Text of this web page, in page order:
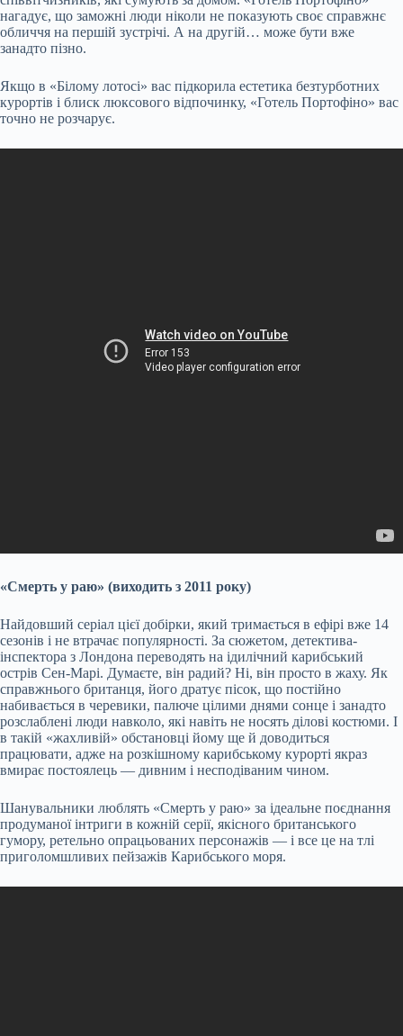
нагадує, що заможні люди ніколи не показують своє справжнє
обличчя на першій зустрічі. А на другій… може бути вже
занадто пізно.
Якщо в «Білому лотосі» вас підкорила естетика безтурботних
курортів і блиск люксового відпочинку, «Готель Портофіно» вас
точно не розчарує.
«Смерть у раю» (виходить з 2011 року)
Найдовший серіал цієї добірки, який тримається в ефірі вже 14
сезонів і не втрачає популярності. За сюжетом, детектива-
інспектора з Лондона переводять на ідилічний карибський
острів Сен-Марі. Думаєте, він радий? Ні, він просто в жаху. Як
справжнього британця, його дратує пісок, що постійно
набивається в черевики, палюче цілими днями сонце і занадто
розслаблені люди навколо, які навіть не носять ділові костюми. І
в такій «жахливій» обстановці йому ще й доводиться
працювати, адже на розкішному карибському курорті якраз
вмирає постоялець — дивним і несподіваним чином.
Шанувальники люблять «Смерть у раю» за ідеальне поєднання
продуманої інтриги в кожній серії, якісного британського
гумору, ретельно опрацьованих персонажів — і все це на тлі
приголомшливих пейзажів Карибського моря.